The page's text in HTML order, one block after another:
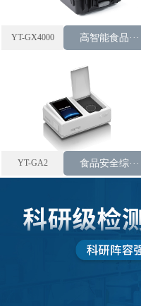
YT-GX4000 高智能食品···
YT-GA2 食品安全综···